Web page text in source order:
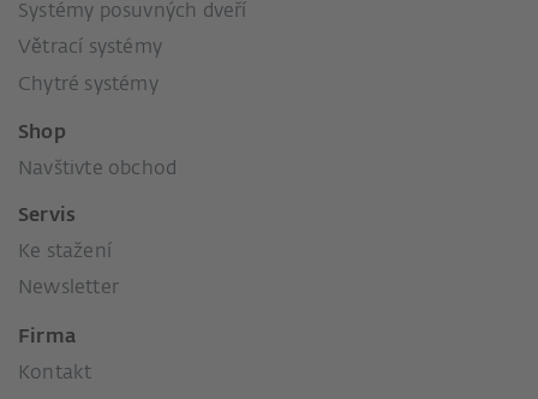
Systémy posuvných dveří
Větrací systémy
Chytré systémy
Shop
Navštivte obchod
Servis
Ke stažení
Newsletter
Firma
Kontakt